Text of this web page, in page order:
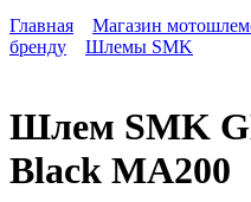
Главная
Магазин
бренду
Шлемы SMK
Шлем SMK
Black MA200